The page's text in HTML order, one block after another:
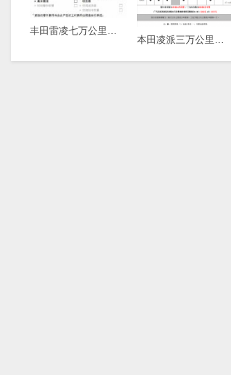
本田凌派三万公里保养费用，凌派3万公里保养项目